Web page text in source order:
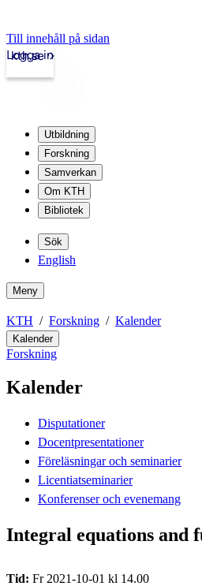
Till innehåll på sidan
kth.se
Logga in
Utbildning
Forskning
Samverkan
Om KTH
Bibliotek
Sök
English
Meny
KTH Forskning Kalender
Kalender
Forskning
Kalender
Disputationer
Docentpresentationer
Föreläsningar och seminarier
Licentiatseminarier
Konferenser och evenemang
Integral equations and
Tid: Fr 2021-10-01 kl 14.00